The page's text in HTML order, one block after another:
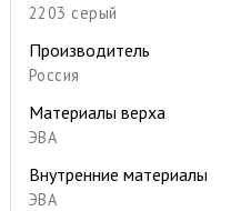
2203 серый
Производитель
Россия
Материалы верха
ЭВА
Внутренние материалы
ЭВА